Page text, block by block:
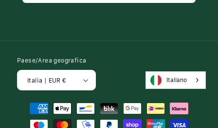
Paese/Area geografica
Italia | EUR € Italiano
Metodi